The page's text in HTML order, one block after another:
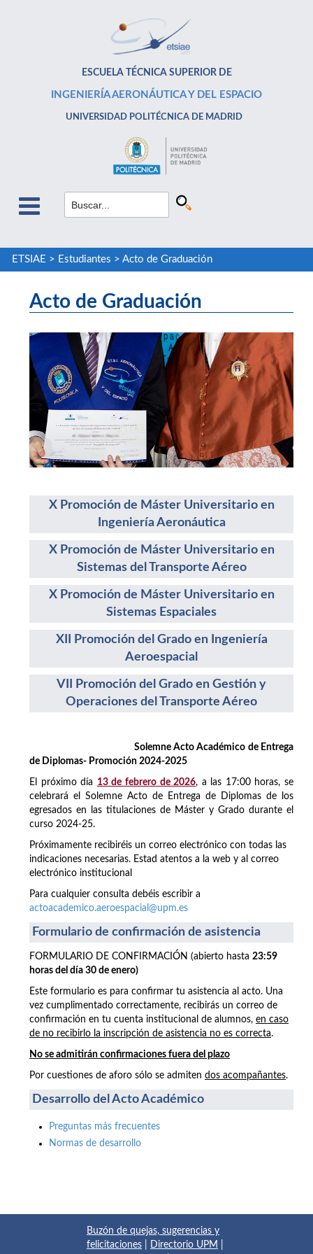
ESCUELA TÉCNICA SUPERIOR DE
INGENIERÍA AERONÁUTICA Y DEL ESPACIO
UNIVERSIDAD POLITÉCNICA DE MADRID
ETSIAE > Estudiantes > Acto de Graduación
Acto de Graduación
X Promoción de Máster Universitario en
Ingeniería Aeronáutica
X Promoción de Máster Universitario en
Sistemas del Transporte Aéreo
X Promoción de Máster Universitario en
Sistemas Espaciales
XII Promoción del Grado en Ingeniería
Aeroespacial
VII Promoción del Grado en Gestión y
Operaciones del Transporte Aéreo
Solemne Acto Académico de Entrega
de Diplomas- Promoción 2024-2025
El próximo día 13 de febrero de 2026, a las 17:00 horas, se
celebrará el Solemne Acto de Entrega de Diplomas de los
egresados en las titulaciones de Máster y Grado durante el
curso 2024-25.
Próximamente recibiréis un correo electrónico con todas las
indicaciones necesarias. Estad atentos a la web y al correo
electrónico institucional
Para cualquier consulta debéis escribir a
actoacademico.aeroespacial@upm.es
Formulario de confirmación de asistencia
FORMULARIO DE CONFIRMACIÓN (abierto hasta 23:59
horas del día 30 de enero)
Este formulario es para confirmar tu asistencia al acto. Una
vez cumplimentado correctamente, recibirás un correo de
confirmación en tu cuenta institucional de alumnos, en caso
de no recibirlo la inscripción de asistencia no es correcta.
No se admitirán confirmaciones fuera del plazo
Por cuestiones de aforo sólo se admiten dos acompañantes.
Desarrollo del Acto Académico
Preguntas más frecuentes
Normas de desarrollo
Buzón de quejas, sugerencias y
felicitaciones
Directorio UPM